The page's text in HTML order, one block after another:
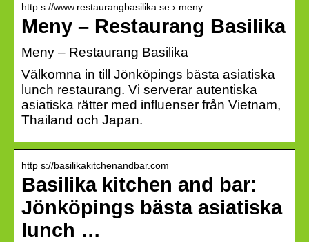
http s://www.restaurangbasilika.se › meny
Meny – Restaurang Basilika
Meny – Restaurang Basilika
Välkomna in till Jönköpings bästa asiatiska
lunch restaurang. Vi serverar autentiska
asiatiska rätter med influenser från Vietnam,
Thailand och Japan.
http s://basilikakitchenandbar.com
Basilika kitchen and bar:
Jönköpings bästa asiatiska
lunch …